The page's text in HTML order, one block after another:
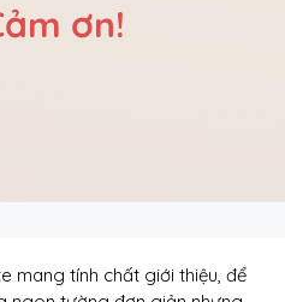
ơn!
mang tính chất giới thiệu, để